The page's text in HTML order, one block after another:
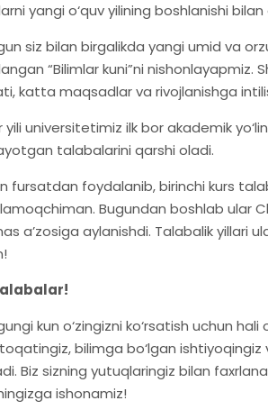
yangi o‘quv yilining boshlanishi
siz bilan birgalikda yangi umid va
“Bilimlar kuni”ni
katta maqsadlar va rivojlanishga
universitetimiz ilk bor akademik
talabalarini qarshi oladi.
fursatdan foydalanib, birinchi kurs
Bugundan boshlab ular
a’zosiga aylanishdi. Talabalik yillari
kun o‘zingizni ko‘rsatish uchun
bilimga bo‘lgan
Biz sizning yutuqlaringiz bilan
ishonamiz!